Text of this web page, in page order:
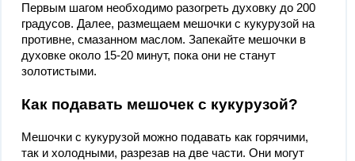
Первым шагом необходимо разогреть духовку до 200
градусов. Далее, размещаем мешочки с кукурузой на
противне, смазанном маслом. Запекайте мешочки в
духовке около 15-20 минут, пока они не станут
золотистыми.
Как подавать мешочек с кукурузой?
Мешочки с кукурузой можно подавать как горячими,
так и холодными, разрезав на две части. Они могут